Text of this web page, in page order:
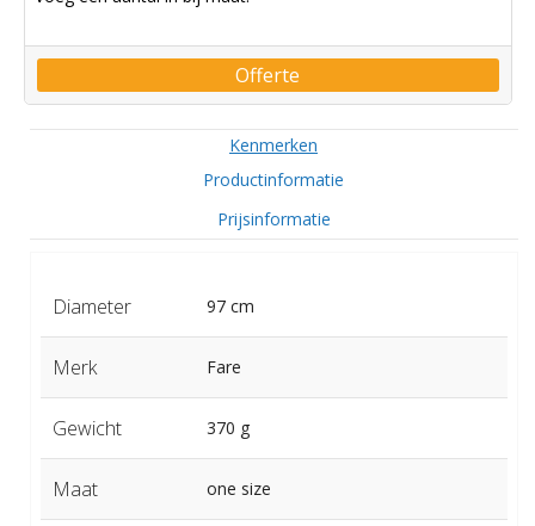
Offerte
Kenmerken
Productinformatie
Prijsinformatie
Diameter 97 cm
Merk Fare
Gewicht 370 g
Maat one size